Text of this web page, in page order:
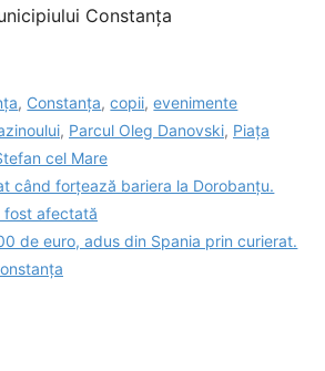
Constanța
, Constanța,copii,evenimente
, Parcul Oleg Danovski, Piața
cel Mare
când forțează bariera la Dorobanțu.
fost afectată
de euro, adus din Spania prin curierat.